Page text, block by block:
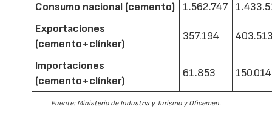
Consumo nacional (cemento)
1.562.747
Exportaciones
(cemento+clínker)
357.194
Importaciones
(cemento+clínker)
61.853 150.014
Fuente: Ministerio de Industria y Turismo y Oficemen.